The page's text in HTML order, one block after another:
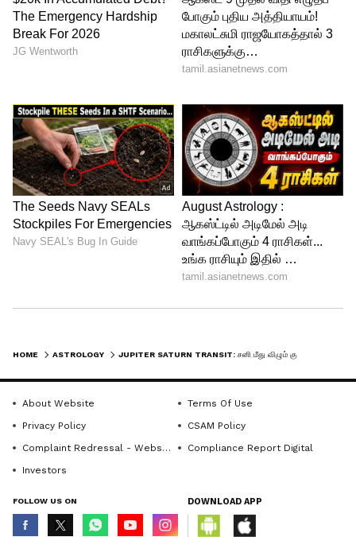
4
6
எவ்வளவு கடினமான சூழலில் இருந்தும்
கிடைப்பதோடு, நிதி ஆதரவும் கிடைக்க
HOME ASTROLOGY
About Website
Terms Of Use
Privacy Policy
CSAM Policy
Complaint Redressal - Website
Compliance Report Digital
Investors
FOLLOW US ON DOWNLOAD APP